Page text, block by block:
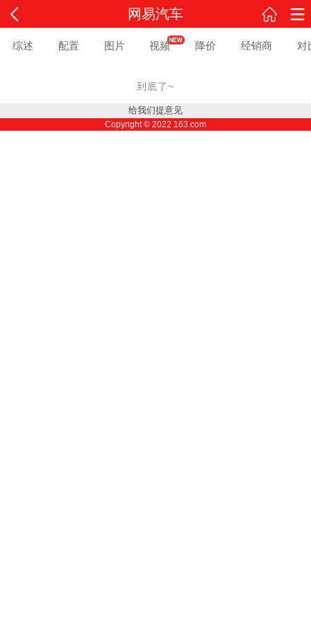
网易汽车
综述 配置 图片 视频 降价 经销商 对
到底了~
给我们提意见
Copyright © 2022 163.com